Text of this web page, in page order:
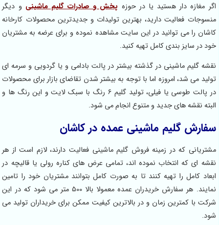
دار هستید یا در حوزهپخش و صادرات گلیم ماشینیو دیگر
فعالیت دارید، بهترین تولیدات و جدیدترین محصولات کارخانه
را می توانید در این سایت مشاهده نموده و برای عرضه به مشتریان
سایز بندی کامل تهیه کنید.
ماشینی در گذشته بیشتر در پالت بادامی و یا گردویی و سرمه ای
می شد، امروزه اما با توجه به بیشتر شدن تقاضای بازار برای محصولات
در پالت طوسی یا فیلی، تولید گلیم 6 رنگ با سبک لایت و این رنگ ها و
نقشه های جدید و متنوع انجام می شود.
گلیم ماشینی عمده در کاشان
که در زمینه فروش گلیم ماشینی فعالیت دارند، لازم است از هر
که انتخاب نموده اند، تمامی عرض های کناره رولی یا قالیچه در
کامل را تهیه کنند تا به صورت کامل بتوانند مشتریان خود را تامین
نمایند. هر سفارش خریدران عمده معمولا بالا 500 متر می شود که در این
کمترین زمان و در بالاترین کیفیت ممکن برای خریداران تولید می